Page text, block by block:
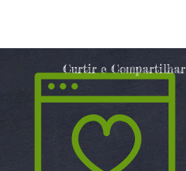
Curtir e Compartilhar